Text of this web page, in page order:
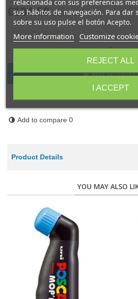
€134.50 (VAT incl.)
-
Add to
QR code Share
Add to compare 0
Product Details
YOU MAY ALSO
relacionada con sus preferencias
sus hábitos de navegación. Para dar
sobre su uso pulse el botón Acepto.
More information Customize
REJECT ALL
I ACCEPT